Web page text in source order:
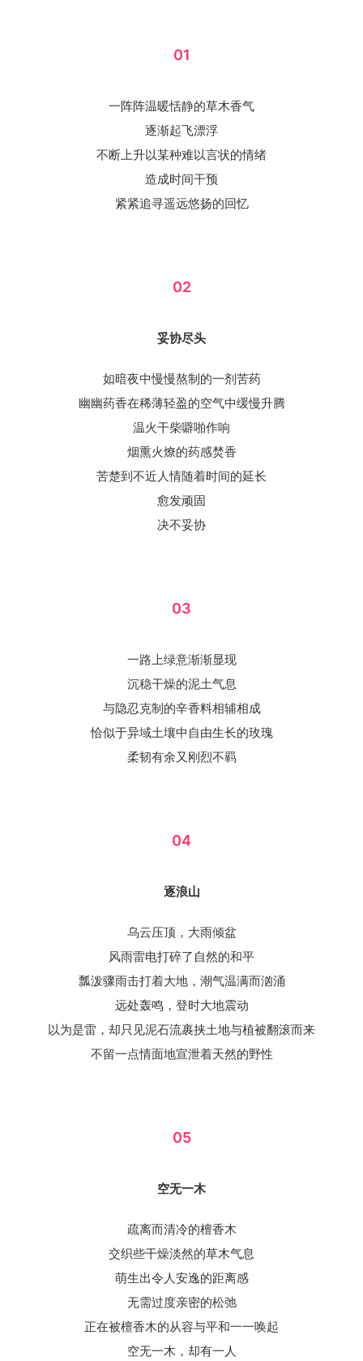
01
一阵阵温暖恬静的草木香气
逐渐起飞漂浮
不断上升以某种难以言状的情绪
造成时间干预
紧紧追寻遥远悠扬的回忆
02
妥协尽头
如暗夜中慢慢熬制的一剂苦药
幽幽药香在稀薄轻盈的空气中缓慢升腾
温火干柴噼啪作响
烟熏火燎的药感焚香
苦楚到不近人情随着时间的延长
愈发顽固
决不妥协
03
一路上绿意渐渐显现
沉稳干燥的泥土气息
与隐忍克制的辛香料相辅相成
恰似于异域土壤中自由生长的玫瑰
柔韧有余又刚烈不羁
04
逐浪山
乌云压顶，大雨倾盆
风雨雷电打碎了自然的和平
瓢泼骤雨击打着大地，潮气温满而汹涌
远处轰鸣，登时大地震动
以为是雷，却只见泥石流裹挟土地与植被翻滚而来
不留一点情面地宣泄着天然的野性
05
空无一木
疏离而清冷的檀香木
交织些干燥淡然的草木气息
萌生出令人安逸的距离感
无需过度亲密的松弛
正在被檀香木的从容与平和一一唤起
空无一木，却有一人